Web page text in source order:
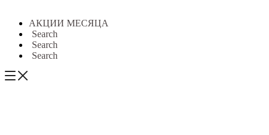
АКЦИИ МЕСЯЦА
Search
Search
Search